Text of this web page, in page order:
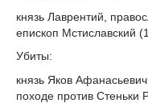
князь Лаврентий,
епископ Мстиславский
Убиты:
князь Яков
походе против Стеньки